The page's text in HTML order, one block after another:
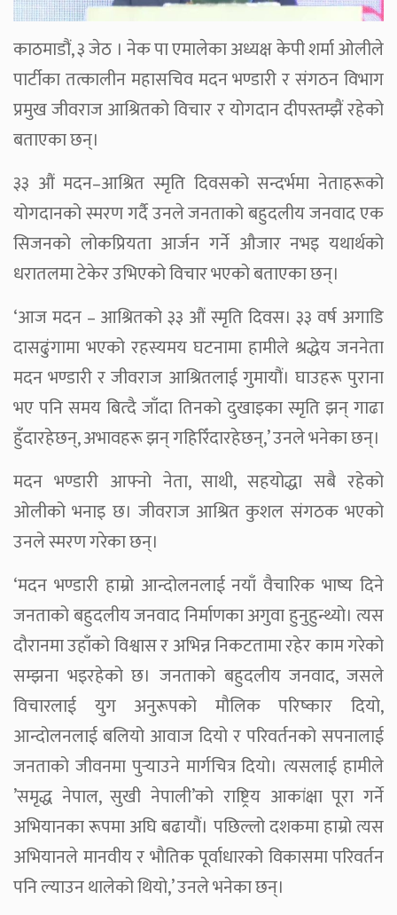
काठमाडौं, ३ जेठ । नेक पा एमालेका अध्यक्ष केपी शर्मा ओलीले
पार्टीका तत्कालीन महासचिव मदन भण्डारी र संगठन विभाग
प्रमुख जीवराज आश्रितको विचार र योगदान दीपस्तम्झैं रहेको
बताएका छन्।
३३ औं मदन–आश्रित स्मृति दिवसको सन्दर्भमा नेताहरूको
योगदानको स्मरण गर्दै उनले जनताको बहुदलीय जनवाद एक
सिजनको लोकप्रियता आर्जन गर्ने औजार नभइ यथार्थको
धरातलमा टेकेर उभिएको विचार भएको बताएका छन्।
‘आज मदन – आश्रितको ३३ औं स्मृति दिवस। ३३ वर्ष अगाडि
दासढुंगामा भएको रहस्यमय घटनामा हामीले श्रद्धेय जननेता
मदन भण्डारी र जीवराज आश्रितलाई गुमायौं। घाउहरू पुराना
भए पनि समय बित्दै जाँदा तिनको दुखाइका स्मृति झन् गाढा
हुँदारहेछन्, अभावहरू झन् गहिरिँदारहेछन्,’ उनले भनेका छन्।
मदन भण्डारी आफ्नो नेता, साथी, सहयोद्धा सबै रहेको
ओलीको भनाइ छ। जीवराज आश्रित कुशल संगठक भएको
उनले स्मरण गरेका छन्।
‘मदन भण्डारी हाम्रो आन्दोलनलाई नयाँ वैचारिक भाष्य दिने
जनताको बहुदलीय जनवाद निर्माणका अगुवा हुनुहुन्थ्यो। त्यस
दौरानमा उहाँको विश्वास र अभिन्न निकटतामा रहेर काम गरेको
सम्झना भइरहेको छ। जनताको बहुदलीय जनवाद, जसले
विचारलाई युग अनुरूपको मौलिक परिष्कार दियो,
आन्दोलनलाई बलियो आवाज दियो र परिवर्तनको सपनालाई
जनताको जीवनमा पुर्‍याउने मार्गचित्र दियो। त्यसलाई हामीले
’समृद्ध नेपाल, सुखी नेपाली’को राष्ट्रिय आकांक्षा पूरा गर्ने
अभियानका रूपमा अघि बढायौं। पछिल्लो दशकमा हाम्रो त्यस
अभियानले मानवीय र भौतिक पूर्वाधारको विकासमा परिवर्तन
पनि ल्याउन थालेको थियो,’ उनले भनेका छन्।